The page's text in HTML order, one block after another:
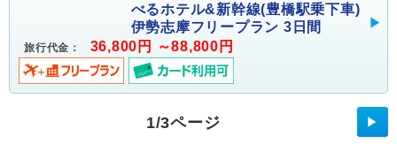
べるホテル&新幹線(豊橋駅乗下車)
伊勢志摩フリープラン 3日間
旅行代金： 36,800円 ～88,800円
1/3ページ ▶